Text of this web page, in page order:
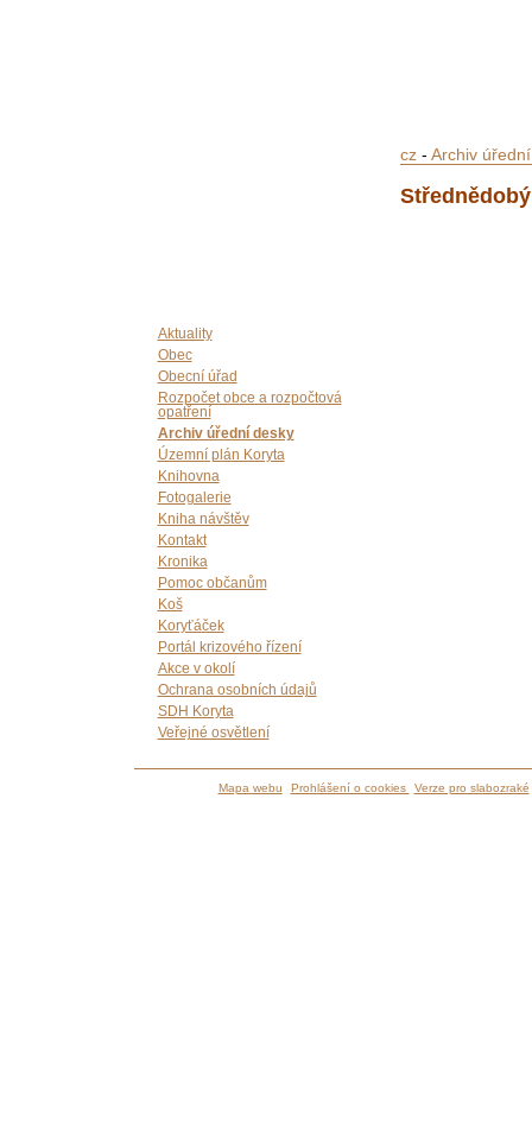
Aktuality
Obec
Obecní úřad
Rozpočet obce a rozpočtová
opatření
Archiv úřední desky
Územní plán Koryta
Knihovna
Fotogalerie
Kniha návštěv
Kontakt
Kronika
Pomoc občanům
Koš
Koryťáček
Portál krizového řízení
Akce v okolí
Ochrana osobních údajů
SDH Koryta
Veřejné osvětlení
cz- Archiv
Mapa webu Prohlášení o cookies Verze pro slabozraké